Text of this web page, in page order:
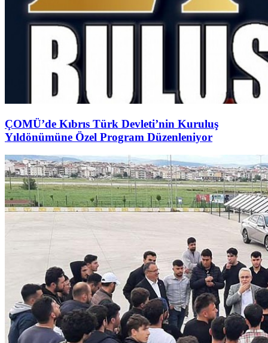
ÇOMÜ’de Kıbrıs Türk Devleti’nin Kuruluş
Yıldönümüne Özel Program Düzenleniyor